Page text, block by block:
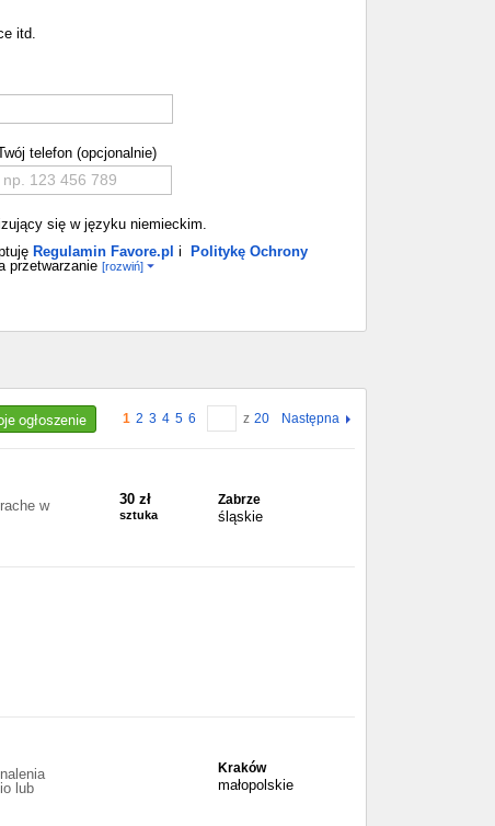
itd.
telefon (opcjonalnie)
się w języku niemieckim.
Regulamin Favore.pl i
Politykę Ochrony
przetwarzanie [rozwiń]
ogłoszenie 1 2 3 4 5 6 z 20 Następna
w
30 zł
sztuka
Zabrze
śląskie
lub
Kraków
małopolskie